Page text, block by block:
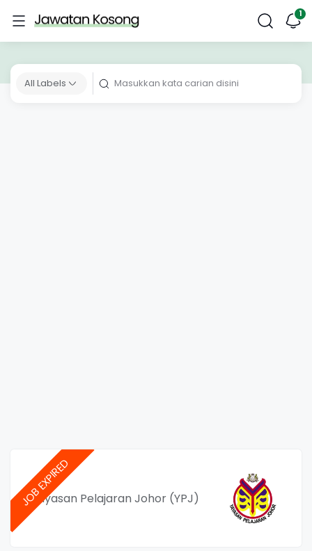
All Labels
Yayasan Pelajaran Johor (YPJ)